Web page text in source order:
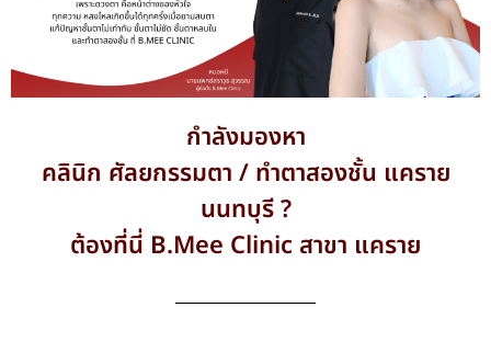
กำลังมองหา
คลินิก ศัลยกรรมตา / ทำตาสองชั้น แคราย
นนทบุรี ?
ต้องที่นี่ B.Mee Clinic สาขา แคราย